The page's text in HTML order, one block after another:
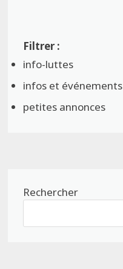
info-luttes
infos et événements
petites annonces
Rechercher